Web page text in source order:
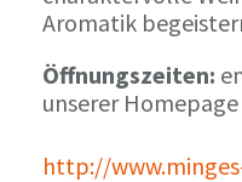
Aromatik
Öffnungszeiten:
unserer Homepage
http://